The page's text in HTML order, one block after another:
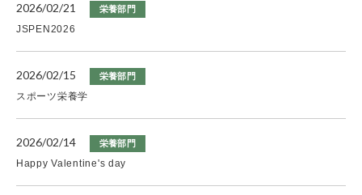
2026/02/21 栄養部門
JSPEN2026
2026/02/15 栄養部門
スポーツ栄養学
2026/02/14 栄養部門
Happy Valentine's day